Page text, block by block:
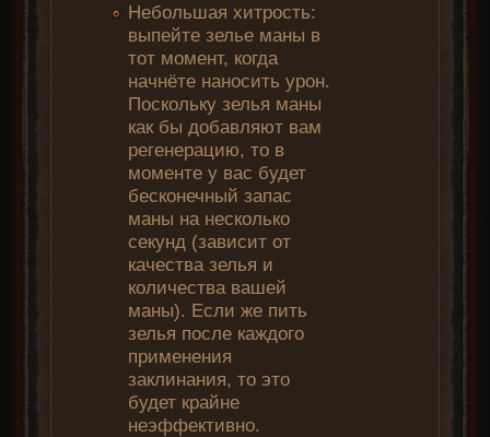
Небольшая хитрость:
выпейте зелье маны в
тот момент, когда
начнёте наносить урон.
Поскольку зелья маны
как бы добавляют вам
регенерацию, то в
моменте у вас будет
бесконечный запас
маны на несколько
секунд (зависит от
качества зелья и
количества вашей
маны). Если же пить
зелья после каждого
применения
заклинания, то это
будет крайне
неэффективно.